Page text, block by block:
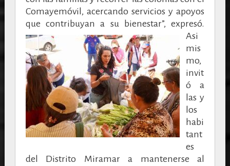
Comayemóvil, acercando servicios y apoyos
que contribuyan a su bienestar”, expresó.
Asi
mis
mo,
invit
ó a
las y
los
habi
tant
es
del Distrito Miramar a mantenerse al